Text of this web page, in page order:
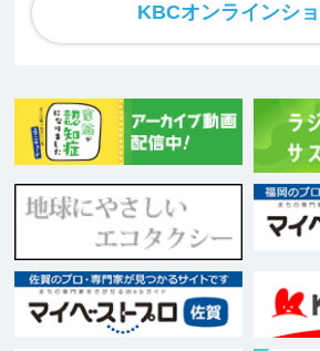
KBCオンラインシ